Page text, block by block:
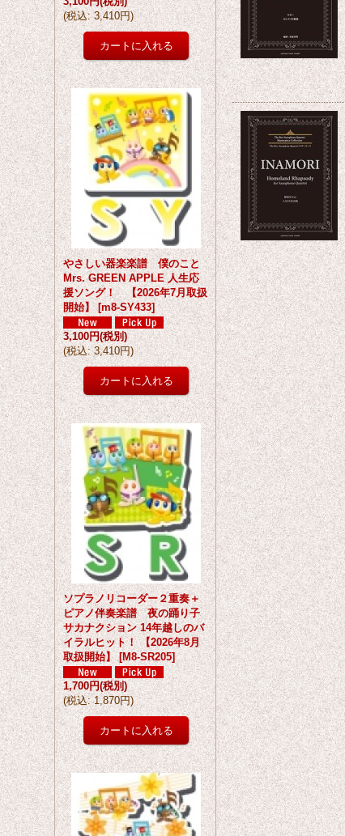
(税込: 3,410円)
やさしい器楽楽譜 僕のこと
Mrs. GREEN APPLE 人生応
援ソング！ 【2026年7月取扱
開始】 [m8-SY433]
3,100円(税別)
(税込: 3,410円)
ソプラノリコーダー２重奏＋
ピアノ伴奏楽譜 夜の踊り子
サカナクション 14年越しのバ
イラルヒット！ 【2026年8月
取扱開始】 [M8-SR205]
1,700円(税別)
(税込: 1,870円)